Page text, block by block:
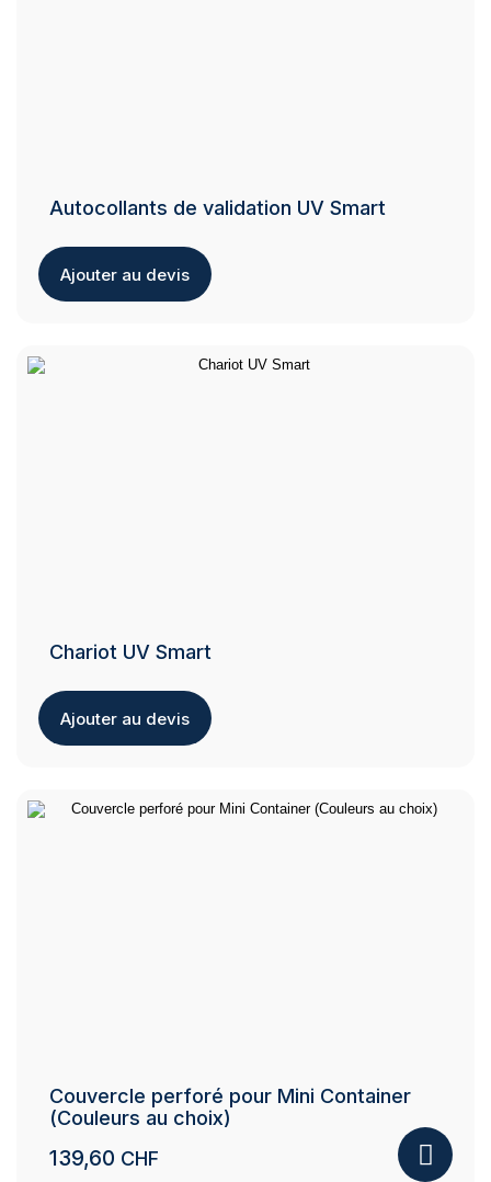
Autocollants de validation UV Smart
Ajouter au devis
Chariot UV Smart
Ajouter au devis
Couvercle perforé pour Mini Container
(Couleurs au choix)
139,60 CHF